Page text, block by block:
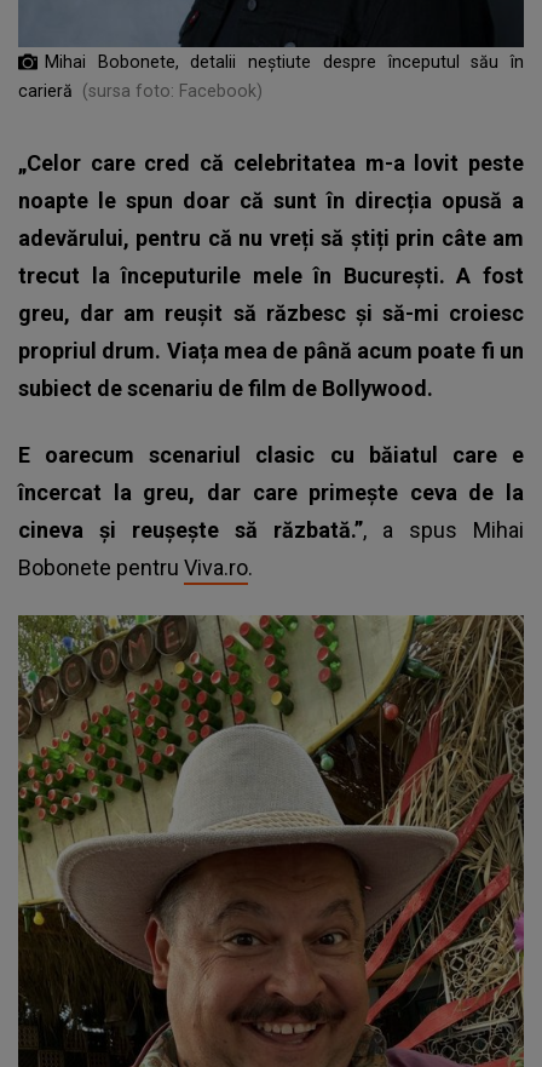
Mihai Bobonete, detalii neștiute despre începutul său în
carieră
(sursa foto: Facebook)
„Celor care cred că celebritatea m-a lovit peste
noapte le spun doar că sunt în direcția opusă a
adevărului, pentru că nu vreți să știți prin câte am
trecut la începuturile mele în București. A fost
greu, dar am reușit să răzbesc și să-mi croiesc
propriul drum. Viața mea de până acum poate fi un
subiect de scenariu de film de Bollywood.
E oarecum scenariul clasic cu băiatul care e
încercat la greu, dar care primește ceva de la
cineva și reușește să răzbată.”, a spus Mihai
Bobonete pentru Viva.ro.